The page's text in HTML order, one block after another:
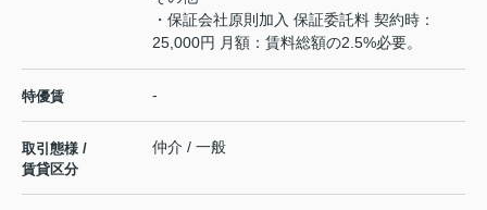
・保証会社原則加入 保証委託料 契約時：
25,000円 月額：賃料総額の2.5%必要。
特優賃 -
取引態様 /
賃貸区分
仲介 / 一般